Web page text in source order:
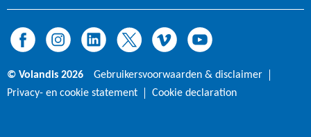
© Volandis 2026
Gebruikersvoorwaarden & disclaimer
Privacy- en cookie statement
Cookie declaration